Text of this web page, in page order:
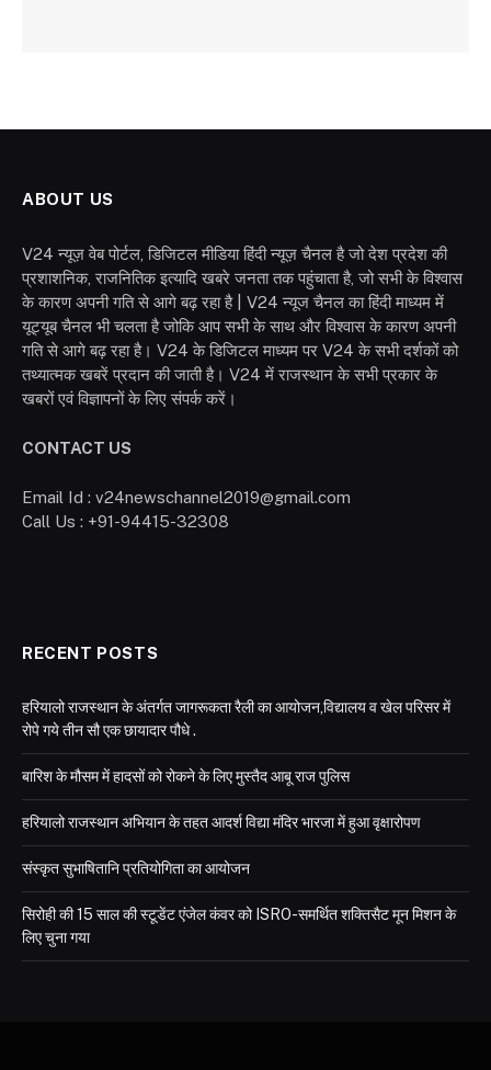
ABOUT US
V24 न्यूज़ वेब पोर्टल, डिजिटल मीडिया हिंदी न्यूज़ चैनल है जो देश प्रदेश की
प्रशाशनिक, राजनितिक इत्यादि खबरे जनता तक पहुंचाता है, जो सभी के विश्वास
के कारण अपनी गति से आगे बढ़ रहा है | V24 न्यूज चैनल का हिंदी माध्यम में
यूट्यूब चैनल भी चलता है जोकि आप सभी के साथ और विश्वास के कारण अपनी
गति से आगे बढ़ रहा है। V24 के डिजिटल माध्यम पर V24 के सभी दर्शकों को
तथ्यात्मक खबरें प्रदान की जाती है। V24 में राजस्थान के सभी प्रकार के
खबरों एवं विज्ञापनों के लिए संपर्क करें।
CONTACT US
Email Id : v24newschannel2019@gmail.com
Call Us : +91-94415-32308
RECENT POSTS
हरियालो राजस्थान के अंतर्गत जागरूकता रैली का आयोजन,विद्यालय व खेल परिसर में
रोपे गये तीन सौ एक छायादार पौधे .
बारिश के मौसम में हादसों को रोकने के लिए मुस्तैद आबू राज पुलिस
हरियालो राजस्थान अभियान के तहत आदर्श विद्या मंदिर भारजा में हुआ वृक्षारोपण
संस्कृत सुभाषितानि प्रतियोगिता का आयोजन
सिरोही की 15 साल की स्टूडेंट एंजेल कंवर को ISRO-समर्थित शक्तिसैट मून मिशन के
लिए चुना गया